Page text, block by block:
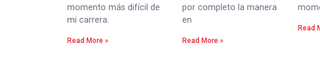
momento más difícil de
mi carrera.
Read More »
por completo la manera
en
Read More »
Read